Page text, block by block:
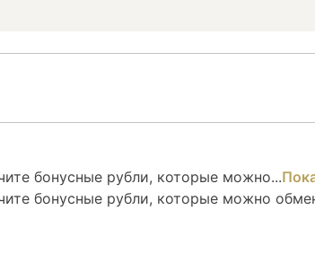
бонусные рубли, которые можно...
бонусные рубли, которые можно